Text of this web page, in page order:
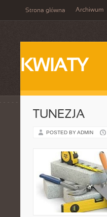
Strona główna Archiwum
KWIATY
TUNEZJA
POSTED BY ADMIN